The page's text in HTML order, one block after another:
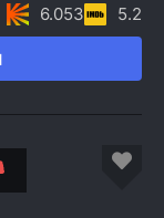
6.053 5.2